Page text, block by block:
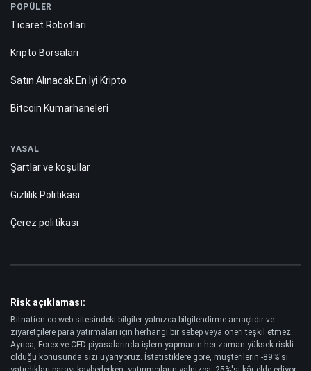
POPÜLER
Ticaret Robotları
Kripto Borsaları
Satın Alınacak En İyi Kripto
Bitcoin Kumarhaneleri
YASAL
Şartlar ve koşullar
Gizlilik Politikası
Çerez politikası
Risk açıklaması:
Bitnation.co web sitesindeki bilgiler yalnızca bilgilendirme amaçlıdır ve
ziyaretçilere para yatırmaları için herhangi bir sebep veya öneri teşkil etmez.
Ayrıca, Forex ve CFD piyasalarında işlem yapmanın her zaman yüksek riskli
olduğu konusunda sizi uyarıyoruz. İstatistiklere göre, müşterilerin -89%'si